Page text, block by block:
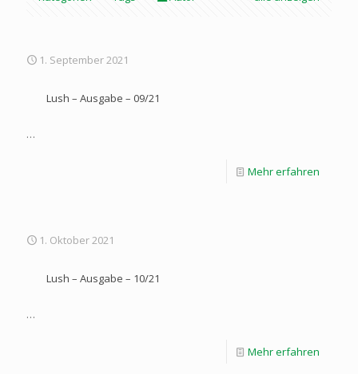
1. September 2021
Lush – Ausgabe – 09/21
…
Mehr erfahren
1. Oktober 2021
Lush – Ausgabe – 10/21
…
Mehr erfahren